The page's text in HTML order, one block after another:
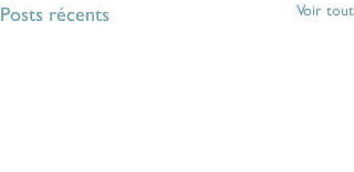
Posts récents Voir tout